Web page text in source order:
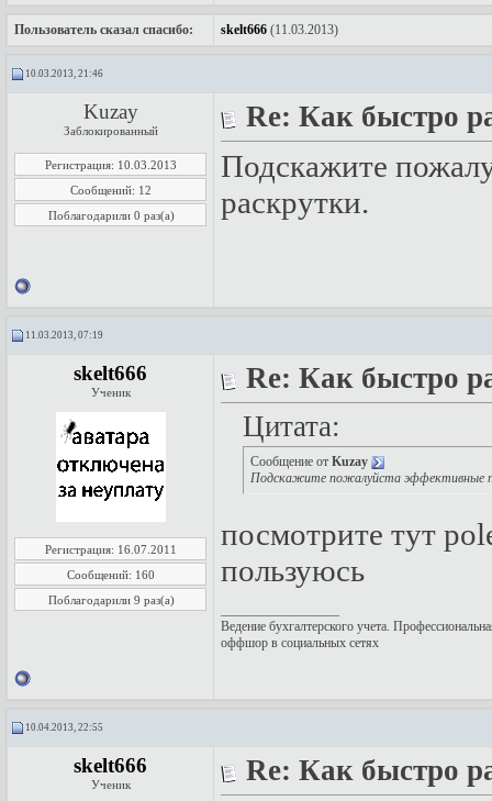
Пользователь сказал cпасибо: skelt666 (11.03.2013)
10.03.2013, 21:46
Kuzay
Заблокированный
Регистрация: 10.03.2013
Сообщений: 12
Поблагодарили 0 раз(а)
Re: Как быстро
Подскажите
раскрутки.
11.03.2013, 07:19
skelt666
Ученик
Регистрация: 16.07.2011
Сообщений: 160
Поблагодарили 9 раз(а)
Re: Как быстро
Цитата:
Сообщение от Kuzay
Подскажите пожалуйста эффективные
посмотрите тут
пользуюсь
Ведение бухгалтерского учета.
оффшор в социальных сетях
10.04.2013, 22:55
skelt666
Ученик Re: Как быстро